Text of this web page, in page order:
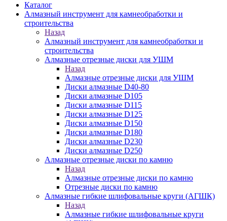
Каталог
Алмазный инструмент для камнеобработки и
строительства
Назад
Алмазный инструмент для камнеобработки и
строительства
Алмазные отрезные диски для УШМ
Назад
Алмазные отрезные диски для УШМ
Диски алмазные D40-80
Диски алмазные D105
Диски алмазные D115
Диски алмазные D125
Диски алмазные D150
Диски алмазные D180
Диски алмазные D230
Диски алмазные D250
Алмазные отрезные диски по камню
Назад
Алмазные отрезные диски по камню
Отрезные диски по камню
Алмазные гибкие шлифовальные круги (АГШК)
Назад
Алмазные гибкие шлифовальные круги